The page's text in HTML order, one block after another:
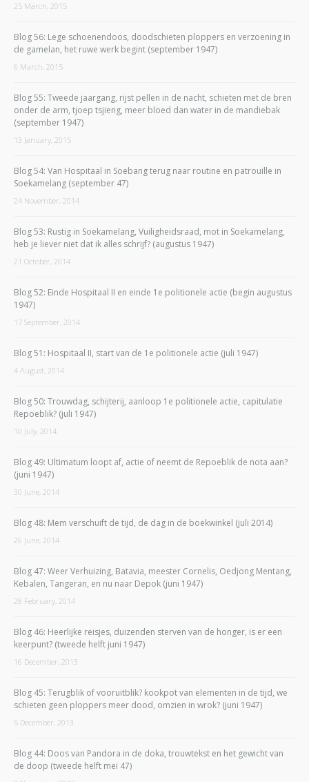
25 March, 2015
Blog 56: Lege schoenendoos, doodschieten ploppers en verzoening in
de gamelan, het ruwe werk begint (september 1947)
6 March, 2015
Blog 55: Tweede jaargang, rijst pellen in de nacht, schieten met de bren
onder de arm, tjoep tsjieng, meer bloed dan water in de mandiebak
(september 1947)
13 January, 2015
Blog 54: Van Hospitaal in Soebang terug naar routine en patrouille in
Soekamelang (september 47)
24 November, 2014
Blog 53: Rustig in Soekamelang, Vuiligheidsraad, mot in Soekamelang,
heb je liever niet dat ik alles schrijf? (augustus 1947)
21 October, 2014
Blog 52: Einde Hospitaal II en einde 1e politionele actie (begin augustus
1947)
17 September, 2014
Blog 51: Hospitaal II, start van de 1e politionele actie (juli 1947)
4 August, 2014
Blog 50: Trouwdag, schijterij, aanloop 1e politionele actie, capitulatie
Repoeblik? (juli 1947)
10 July, 2014
Blog 49: Ultimatum loopt af, actie of neemt de Repoeblik de nota aan?
(juni 1947)
30 June, 2014
Blog 48: Mem verschuift de tijd, de dag in de boekwinkel (juli 2014)
26 June, 2014
Blog 47: Weer Verhuizing, Batavia, meester Cornelis, Oedjong Mentang,
Kebalen, Tangeran, en nu naar Depok (juni 1947)
28 February, 2014
Blog 46: Heerlijke reisjes, duizenden sterven van de honger, is er een
keerpunt? (tweede helft juni 1947)
16 December, 2013
Blog 45: Terugblik of vooruitblik? kookpot van elementen in de tijd, we
schieten geen ploppers meer dood, omzien in wrok? (juni 1947)
5 December, 2013
Blog 44: Doos van Pandora in de doka, trouwtekst en het gewicht van
de doop (tweede helft mei 47)